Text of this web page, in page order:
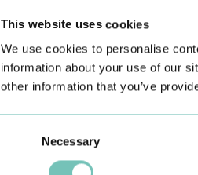
This website uses cookies
We use cookies to personalise
information about your use of our
other information that you’ve
Necessary